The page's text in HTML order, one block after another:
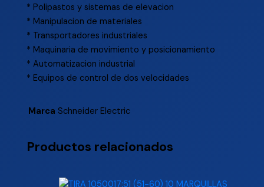
* Polipastos y sistemas de elevacion
* Manipulacion de materiales
* Transportadores industriales
* Maquinaria de movimiento y posicionamiento
* Automatizacion industrial
* Equipos de control de dos velocidades
Marca Schneider Electric
Productos relacionados